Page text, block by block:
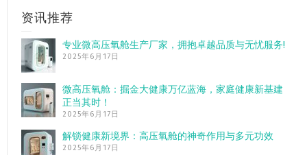
资讯推荐
专业微高压氧舱生产厂家，拥抱卓越品质与无忧服务!
2025年6月17日
微高压氧舱：掘金大健康万亿蓝海，家庭健康新基建
正当其时！
2025年6月17日
解锁健康新境界：高压氧舱的神奇作用与多元功效
2025年6月17日